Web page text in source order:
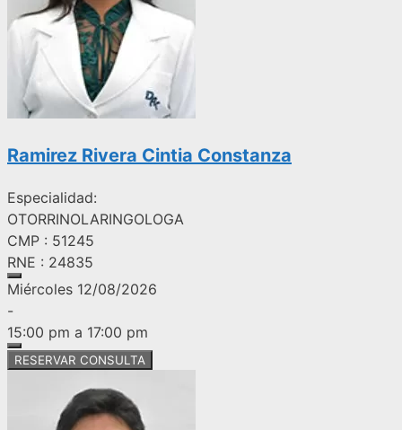
Ramirez Rivera Cintia Constanza
Especialidad:
OTORRINOLARINGOLOGA
CMP : 51245
RNE : 24835
Miércoles 12/08/2026
-
15:00 pm a 17:00 pm
RESERVAR CONSULTA